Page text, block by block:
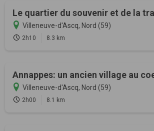
Le quartier du souvenir et de la
Villeneuve-d'Ascq, Nord (59)
2h10 8.3 km
Annappes: un ancien village au
Villeneuve-d'Ascq, Nord (59)
2h00 8.1 km